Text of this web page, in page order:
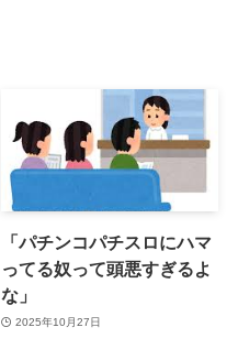
「パチンコパチスロにハマ
ってる奴って頭悪すぎるよ
な」
2025年10月27日